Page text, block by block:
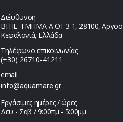
Διέυθυνση
ΒΙ.ΠΕ. ΤΜΗΜΑ Α ΟΤ 3 1, 28100,
Κεφαλονιά, Ελλάδα
Τηλέφωνο επικοινωνίας
(+30) 26710-41211
email
info@aquamare.gr
Εργάσιμες ημέρες / ώρες
Δευ - Σαβ / 9:00πμ - 5:00μμ